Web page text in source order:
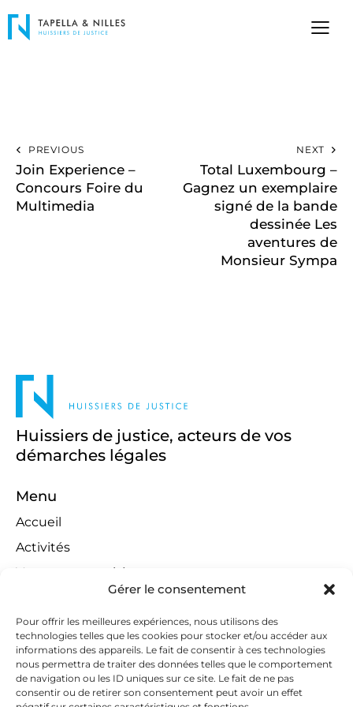
Gérer le consentement
Pour offrir les meilleures expériences, nous utilisons des
technologies telles que les cookies pour stocker et/ou accéder aux
informations des appareils. Le fait de consentir à ces technologies
nous permettra de traiter des données telles que le comportement
de navigation ou les ID uniques sur ce site. Le fait de ne pas
consentir ou de retirer son consentement peut avoir un effet
PREVIOUS
Join Experience –
Concours Foire du
Multimedia
NEXT
Total Luxembourg –
Gagnez un exemplaire
signé de la bande
dessinée Les
aventures de
Monsieur Sympa
Huissiers de justice, acteurs de vos
démarches légales
Menu
Accueil
Activités
Ventes aux enchères
Compétences territoriales
Jeux concours
Liens
Contact
Contactez-nous